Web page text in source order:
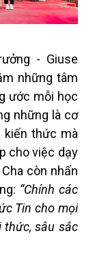
- Giuse
những tâm
ước mỗi học
những là cơ
kiến thức mà
cho việc dạy
còn nhấn
“Chính các
Tin cho mọi
thức, sâu sắc